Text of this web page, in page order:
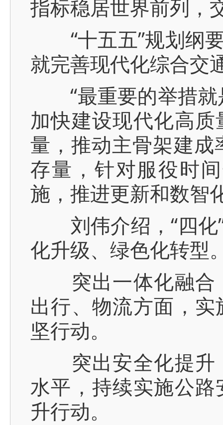
指标稳居世界前列，
“十五五”规划纲要
就完善现代化综合交
“最重要的举措就
加快建设现代化高
量，推动主骨架建
存量，针对服役时
施，推进更新和数智
刘伟介绍，“四化”
化升级、绿色化转型
突出一体化融合
出行、物流方面，
坚行动。
突出安全化提升
水平，持续实施公
升行动。